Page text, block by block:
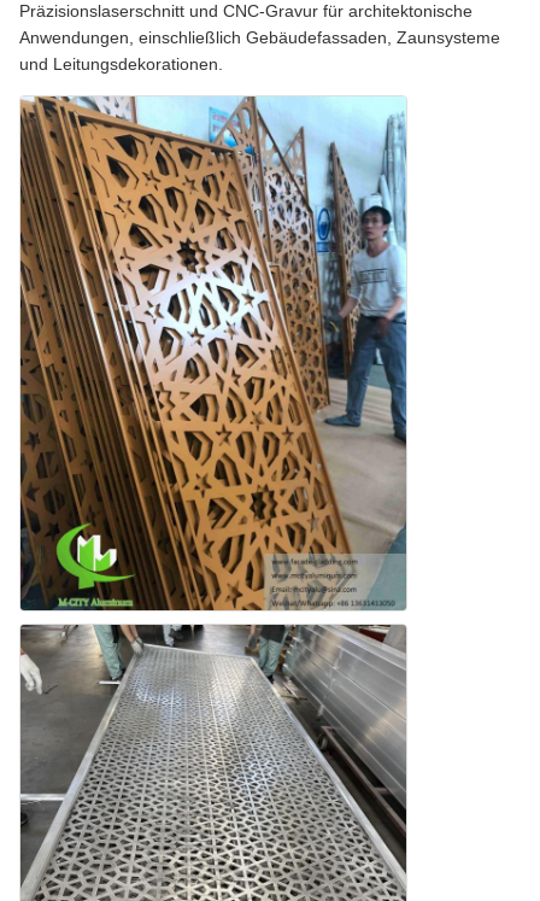
Präzisionslaserschnitt und CNC-Gravur für architektonische
Anwendungen, einschließlich Gebäudefassaden, Zaunsysteme
und Leitungsdekorationen.